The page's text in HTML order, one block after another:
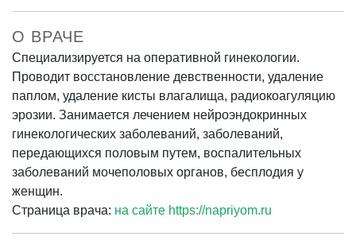
О ВРАЧЕ
Специализируется на оперативной гинекологии.
Проводит восстановление девственности, удаление
паплом, удаление кисты влагалища, радиокоагуляцию
эрозии. Занимается лечением нейроэндокринных
гинекологических заболеваний, заболеваний,
передающихся половым путем, воспалительных
заболеваний мочеполовых органов, бесплодия у
женщин.
Страница врача: на сайте https://napriyom.ru